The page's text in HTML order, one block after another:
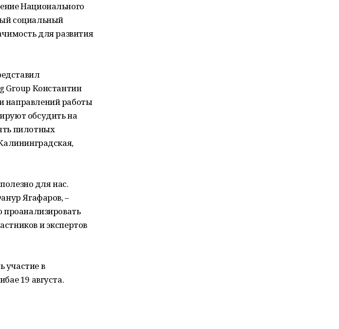
Национального
социальный
для развития
Group Константин
направлений работы
обсудить на
пилотных
для нас.
Ягафаров, –
проанализировать
и экспертов
участие в
19 августа.